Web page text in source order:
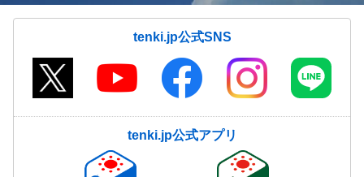
tenki.jp公式SNS
tenki.jp公式アプリ